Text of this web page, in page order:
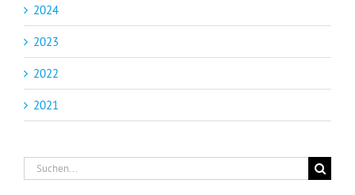
2024
2023
2022
2021
Suche
nach: